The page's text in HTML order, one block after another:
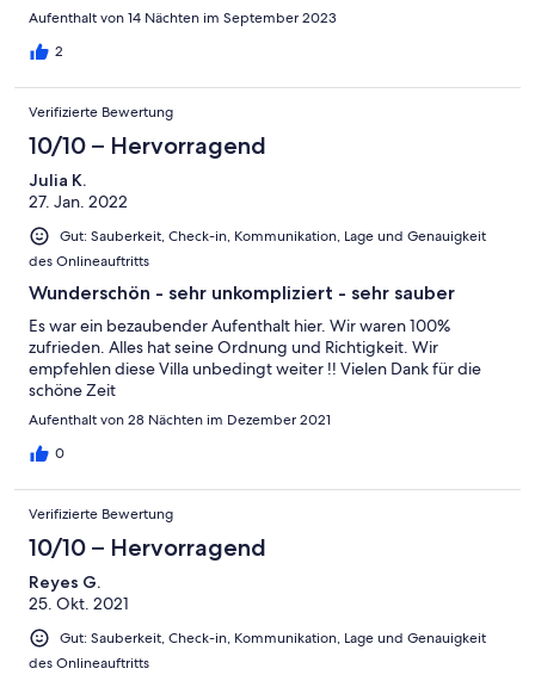
Aufenthalt von 14 Nächten im September 2023
2
Verifizierte Bewertung
10/10 – Hervorragend
Julia K.
27. Jan. 2022
Gut: Sauberkeit, Check-in, Kommunikation, Lage und Genauigkeit
des Onlineauftritts
Wunderschön - sehr unkompliziert - sehr sauber
Es war ein bezaubender Aufenthalt hier. Wir waren 100%
zufrieden. Alles hat seine Ordnung und Richtigkeit. Wir
empfehlen diese Villa unbedingt weiter !! Vielen Dank für die
schöne Zeit
Aufenthalt von 28 Nächten im Dezember 2021
0
Verifizierte Bewertung
10/10 – Hervorragend
Reyes G.
25. Okt. 2021
Gut: Sauberkeit, Check-in, Kommunikation, Lage und Genauigkeit
des Onlineauftritts